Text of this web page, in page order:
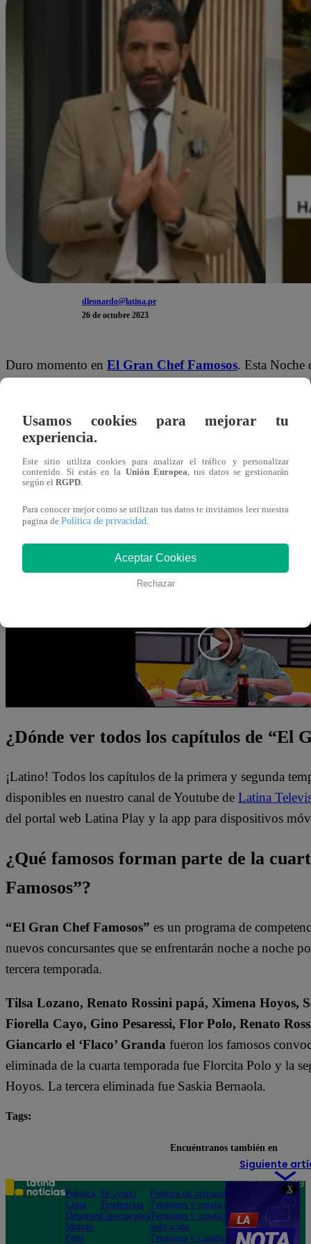
X
dleonardo@latina.pe
26 de octubre 2023
Duro momento en El Gran Chef Famosos. Esta Noche
recordadas de la temporada, pues padre e hijo
Renato Rossini y Renato Rossini Jr. no deleitaron al
Bocchio tuvo que elegir entre uno de ellos para que
cuatro famosos habían realizado una buena
embargo, así es la competencia”.
Chef Famosos”. Fiorella Cayo, Renato Rossini, Renato
cocina para definir quién de ellos será el cuarto
¿Dónde ver todos los capítulos de “El
¡Latino! Todos los capítulos de la primera y segunda
disponibles en nuestro canal de Youtube de Latina
del portal web Latina Play y la app para dispositivos
¿Qué famosos forman parte de la
Famosos”?
“El Gran Chef Famosos” es un programa de
nuevos concursantes que se enfrentarán noche a noche
tercera temporada.
Tilsa Lozano, Renato Rossini papá, Ximena Hoyos,
Fiorella Cayo, Gino Pesaressi, Flor Polo, Renato
Giancarlo el ‘Flaco’ Granda fueron los famosos
eliminada de la cuarta temporada fue Florcita Polo y la
Hoyos. La tercera eliminada fue Saskia Bernaola.
Tags:
Siguiente
Usamos cookies para mejorar tu
experiencia.
Este sitio utiliza cookies para analizar el tráfico y personalizar
contenido. Si estás en la Unión Europea , tus datos se gestionarán
según el RGPD
Para conocer mejor como se utilizan tus datos te invitamos leer nuestra
pagina de Política de privacidad
Aceptar Cookies
Rechazar
Encuéntranos también en
Política
Lima
Deportes
Mundo
Perú
Te ayudo
Tendencias
Espectáculos
Política de privacidad
Términos y condiciones
Términos y condiciones
aplicación
Términos y Condiciones
Teléfono: 219
Av. San
Felipe 968
Jesús María